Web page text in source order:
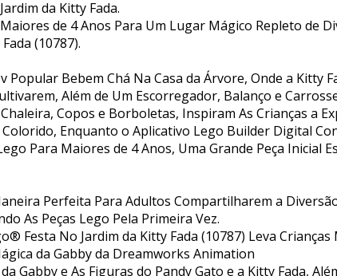
da Kitty Fada.
de 4 Anos Para Um Lugar Mágico Repleto de
(10787).
Popular Bebem Chá Na Casa da Árvore, Onde a Kitty
Além de Um Escorregador, Balanço e
Copos e Borboletas, Inspiram As Crianças a
Enquanto o Aplicativo Lego Builder Digital
Para Maiores de 4 Anos, Uma Grande Peça Inicial
Perfeita Para Adultos Compartilharem a
As Peças Lego Pela Primeira Vez.
Festa No Jardim da Kitty Fada (10787) Leva
da Gabby da Dreamworks Animation
Gabby e As Figuras do Pandy Gato e a Kitty Fada,